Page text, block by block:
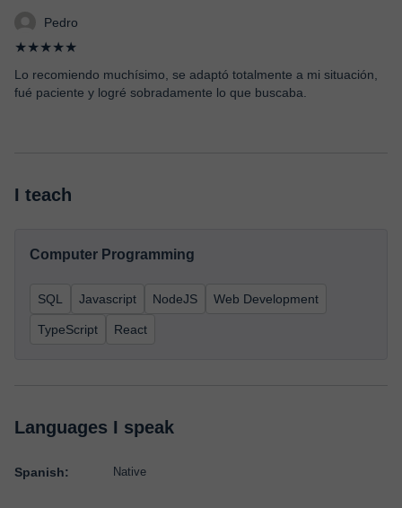
Pedro
★★★★★
Lo recomiendo muchísimo, se adaptó totalmente a mi situación,
fué paciente y logré sobradamente lo que buscaba.
I teach
Computer Programming
SQL Javascript NodeJS Web Development
TypeScript React
Languages I speak
Spanish: Native